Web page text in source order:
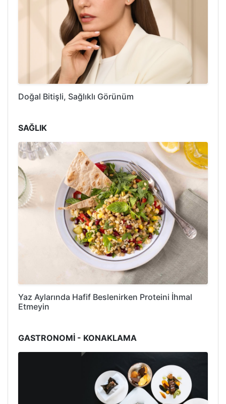
Doğal Bitişli, Sağlıklı Görünüm
SAĞLIK
Yaz Aylarında Hafif Beslenirken Proteini İhmal
Etmeyin
GASTRONOMİ - KONAKLAMA